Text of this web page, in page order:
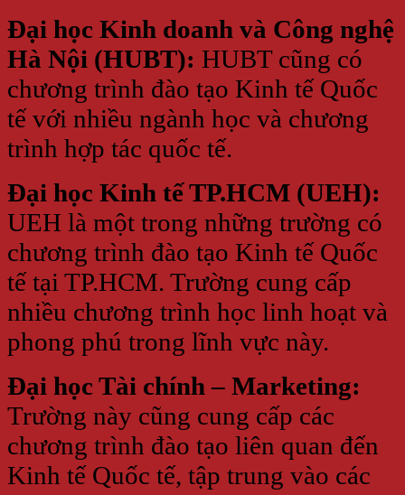
Đại học Kinh doanh và Công nghệ
Hà Nội (HUBT): HUBT cũng có
chương trình đào tạo Kinh tế Quốc
tế với nhiều ngành học và chương
trình hợp tác quốc tế.
Đại học Kinh tế TP.HCM (UEH):
UEH là một trong những trường có
chương trình đào tạo Kinh tế Quốc
tế tại TP.HCM. Trường cung cấp
nhiều chương trình học linh hoạt và
phong phú trong lĩnh vực này.
Đại học Tài chính – Marketing:
Trường này cũng cung cấp các
chương trình đào tạo liên quan đến
Kinh tế Quốc tế, tập trung vào các